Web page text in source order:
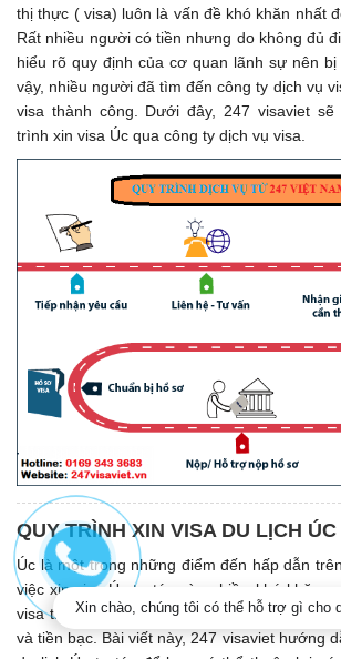
thị thực ( visa) luôn là vấn đề khó khăn nhất
Rất nhiều người có tiền nhưng do không đủ
hiểu rõ quy định của cơ quan lãnh sự nên
vậy, nhiều người đã tìm đến công ty dịch vụ
visa thành công. Dưới đây, 247 visaviet
trình xin visa Úc qua công ty dịch vụ visa.
QUY TRÌNH XIN VISA DU LỊCH
Úc là một trong những điểm đến hấp dẫn
việc xin visa Úc tự túc còn nhiều khó khăn
visa thường dễ bỏ sót nhiều hồ sơ, làm mất
và tiền bạc. Bài viết này, 247 visaviet hướng
Xin chào, chúng tôi có thể hỗ trợ gì cho